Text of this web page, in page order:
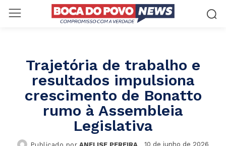
Trajetória de trabalho e
resultados impulsiona
crescimento de Bonatto
rumo à Assembleia
Legislativa
10 de junho de 2026